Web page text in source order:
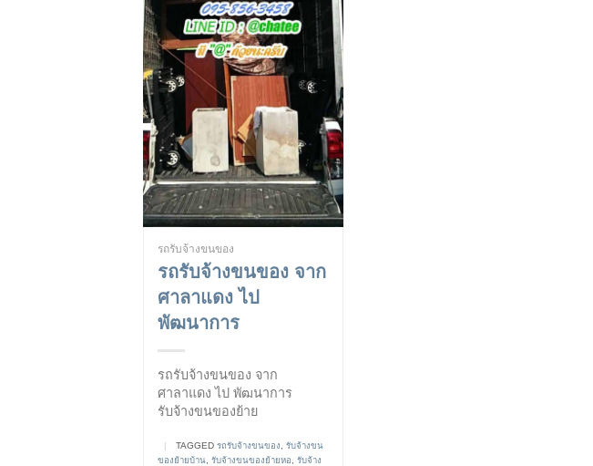
รถรับจ้างขนของ
รถรับจ้างขนของ จาก
ศาลาแดง ไป
พัฒนาการ
รถรับจ้างขนของ จาก
ศาลาแดง ไป พัฒนาการ
รับจ้างขนของย้าย
| TAGGED รถรับจ้างขนของ, รับจ้างขน
ของย้ายบ้าน, รับจ้างขนของย้ายหอ, รับจ้าง